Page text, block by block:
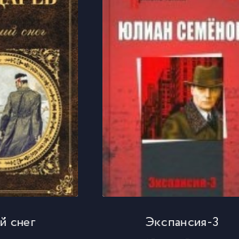
снег Экспансия-3